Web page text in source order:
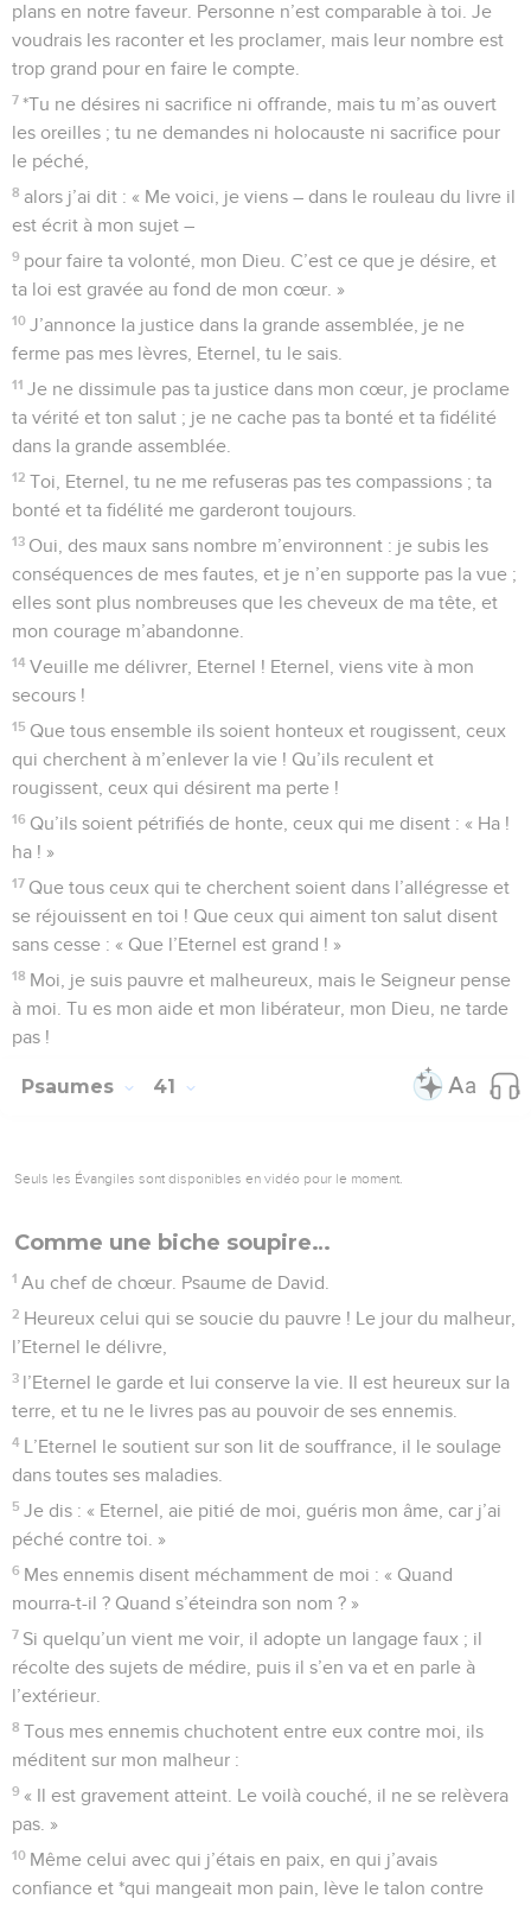
plans en notre faveur. Personne n’est comparable à toi. Je
voudrais les raconter et les proclamer, mais leur nombre est
trop grand pour en faire le compte.
7 *Tu ne désires ni sacrifice ni offrande, mais tu m’as ouvert
les oreilles ; tu ne demandes ni holocauste ni sacrifice pour
le péché,
8 alors j’ai dit : « Me voici, je viens – dans le rouleau du livre il
est écrit à mon sujet –
9 pour faire ta volonté, mon Dieu. C’est ce que je désire, et
ta loi est gravée au fond de mon cœur. »
10 J’annonce la justice dans la grande assemblée, je ne
ferme pas mes lèvres, Eternel, tu le sais.
11 Je ne dissimule pas ta justice dans mon cœur, je proclame
ta vérité et ton salut ; je ne cache pas ta bonté et ta fidélité
dans la grande assemblée.
12 Toi, Eternel, tu ne me refuseras pas tes compassions ; ta
bonté et ta fidélité me garderont toujours.
13 Oui, des maux sans nombre m’environnent : je subis les
conséquences de mes fautes, et je n’en supporte pas la vue ;
elles sont plus nombreuses que les cheveux de ma tête, et
mon courage m’abandonne.
14 Veuille me délivrer, Eternel ! Eternel, viens vite à mon
secours !
15 Que tous ensemble ils soient honteux et rougissent, ceux
qui cherchent à m’enlever la vie ! Qu’ils reculent et
rougissent, ceux qui désirent ma perte !
16 Qu’ils soient pétrifiés de honte, ceux qui me disent : « Ha !
ha ! »
17 Que tous ceux qui te cherchent soient dans l’allégresse et
se réjouissent en toi ! Que ceux qui aiment ton salut disent
sans cesse : « Que l’Eternel est grand ! »
18 Moi, je suis pauvre et malheureux, mais le Seigneur pense
à moi. Tu es mon aide et mon libérateur, mon Dieu, ne tarde
pas !
Psaumes 41
Seuls les Évangiles sont disponibles en vidéo pour le moment.
Comme une biche soupire…
1 Au chef de chœur. Psaume de David.
2 Heureux celui qui se soucie du pauvre ! Le jour du malheur,
l’Eternel le délivre,
3 l’Eternel le garde et lui conserve la vie. Il est heureux sur la
terre, et tu ne le livres pas au pouvoir de ses ennemis.
4 L’Eternel le soutient sur son lit de souffrance, il le soulage
dans toutes ses maladies.
5 Je dis : « Eternel, aie pitié de moi, guéris mon âme, car j’ai
péché contre toi. »
6 Mes ennemis disent méchamment de moi : « Quand
mourra-t-il ? Quand s’éteindra son nom ? »
7 Si quelqu’un vient me voir, il adopte un langage faux ; il
récolte des sujets de médire, puis il s’en va et en parle à
l’extérieur.
8 Tous mes ennemis chuchotent entre eux contre moi, ils
méditent sur mon malheur :
9 « Il est gravement atteint. Le voilà couché, il ne se relèvera
pas. »
10 Même celui avec qui j’étais en paix, en qui j’avais
confiance et *qui mangeait mon pain, lève le talon contre